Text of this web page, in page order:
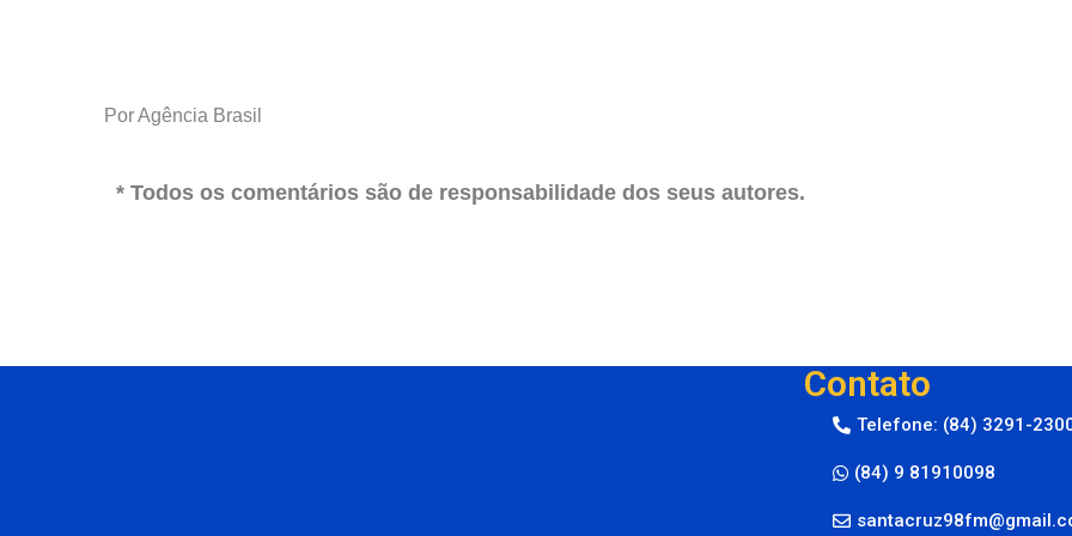
Por Agência Brasil
* Todos os comentários são de responsabilidade dos seus autores.
Contato
Telefone: (84) 3291-
(84) 9 81910098